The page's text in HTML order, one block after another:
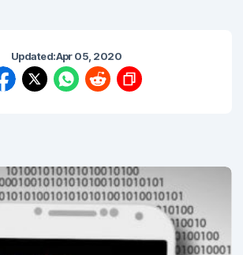
Updated:Apr 05, 2020